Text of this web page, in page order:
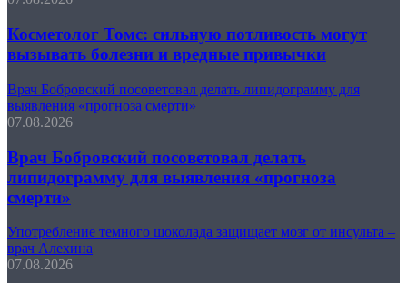
Косметолог Томс: сильную потливость могут
вызывать болезни и вредные привычки
Врач Бобровский посоветовал делать липидограмму для
выявления «прогноза смерти»
07.08.2026
Врач Бобровский посоветовал делать
липидограмму для выявления «прогноза
смерти»
Употребление темного шоколада защищает мозг от инсульта –
врач Алехина
07.08.2026